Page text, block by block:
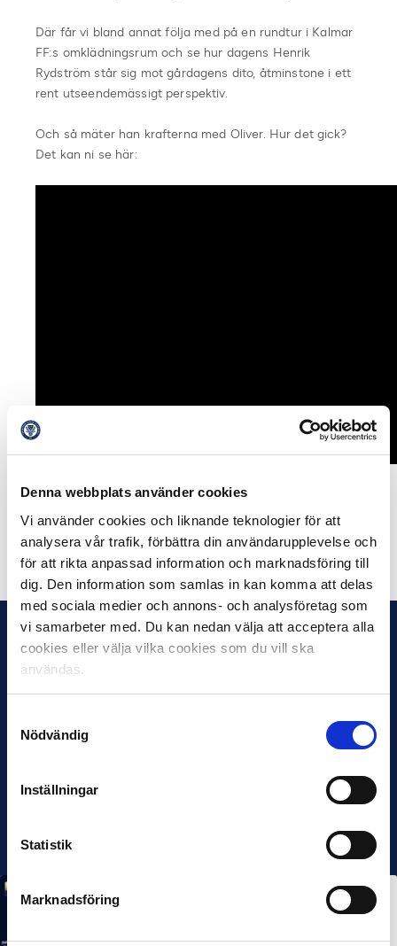
Denna webbplats använder cookies
Vi använder cookies och liknande teknologier för att
analysera vår trafik, förbättra din användarupplevelse och
för att rikta anpassad information och marknadsföring till
dig. Den information som samlas in kan komma att delas
med sociala medier och annons- och analysföretag som
vi samarbeter med. Du kan nedan välja att acceptera alla
cookies eller välja vilka cookies som du vill ska
användas.
Nödvändig
Inställningar
Statistik
Marknadsföring
Där får vi bland annat följa med på en rundtur i Kalmar
FF:s omklädningsrum och se hur dagens Henrik
Rydström står sig mot gårdagens dito, åtminstone i ett
rent utseendemässigt perspektiv.
Och så mäter han krafterna med Oliver. Hur det gick?
Det kan ni se här:
Se alla tidigare avsnitt påfotbollsdrommar.se
Dela på Facebook Dela på Twitter
MÅNADENS SPELARE
Rösta på Månadens Spelare & Tränare i juli